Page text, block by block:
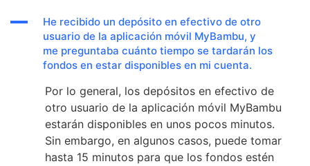
A
He recibido un depósito en efectivo de otro
usuario de la aplicación móvil MyBambu, y
me preguntaba cuánto tiempo se tardarán los
fondos en estar disponibles en mi cuenta.
Por lo general, los depósitos en efectivo de
otro usuario de la aplicación móvil MyBambu
estarán disponibles en unos pocos minutos.
Sin embargo, en algunos casos, puede tomar
hasta 15 minutos para que los fondos estén